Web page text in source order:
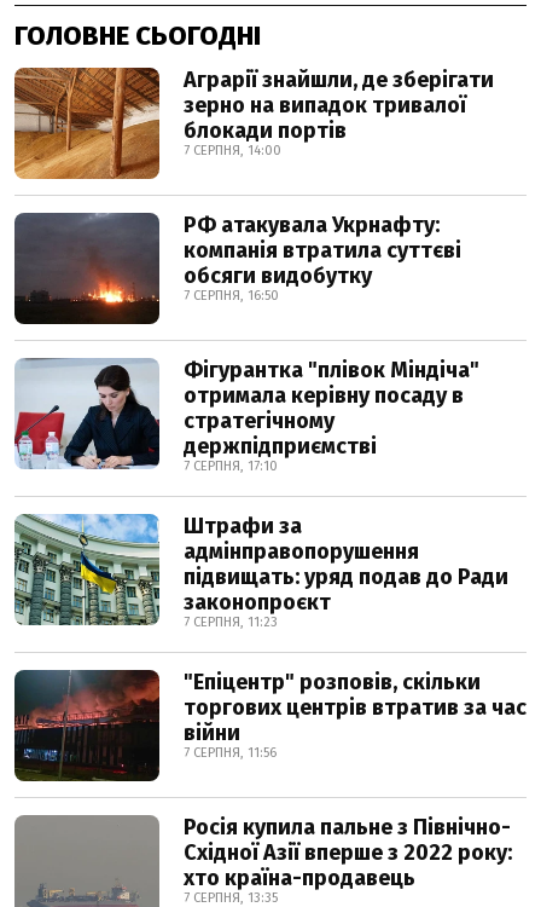
ГОЛОВНЕ СЬОГОДНІ
Аграрії знайшли, де зберігати
зерно на випадок тривалої
блокади портів
7 СЕРПНЯ, 14:00
РФ атакувала Укрнафту:
компанія втратила суттєві
обсяги видобутку
7 СЕРПНЯ, 16:50
Фігурантка "плівок Міндіча"
отримала керівну посаду в
стратегічному
держпідприємстві
7 СЕРПНЯ, 17:10
Штрафи за
адмінправопорушення
підвищать: уряд подав до Ради
законопроєкт
7 СЕРПНЯ, 11:23
"Епіцентр" розповів, скільки
торгових центрів втратив за час
війни
7 СЕРПНЯ, 11:56
Росія купила пальне з Північно-
Східної Азії вперше з 2022 року:
хто країна-продавець
7 СЕРПНЯ, 13:35